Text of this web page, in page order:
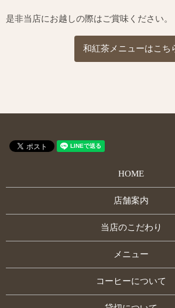
是非当店にお越しの際はご賞味ください。
和紅茶メニューはこち
HOME
店舗案内
当店のこだわり
メニュー
コーヒーについて